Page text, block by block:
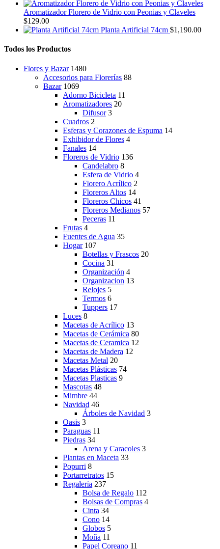
de
producto
Aromatizador Florero de Vidrio con Peonias y Claveles
$129.00
Planta Artificial 74cm $1,190.00
Todos los Productos
Flores y Bazar 1480
Accesorios para Florerías 88
Bazar 1069
Adorno Bicicleta 11
Aromatizadores 20
Difusor 3
Cuadros 2
Esferas y Corazones de Espuma 14
Exhibidor de Flores 4
Fanales 14
Floreros de Vidrio 136
Candelabro 8
Esfera de Vidrio 4
Florero Acrílico 2
Floreros Altos 14
Floreros Chicos 41
Floreros Medianos 57
Peceras 11
Frutas 4
Fuentes de Agua 35
Hogar 107
Botellas y Frascos 20
Cocina 31
Organización 4
Organizacion 13
Relojes 5
Termos 6
Tuppers 17
Luces 8
Macetas de Acrílico 13
Macetas de Cerámica 80
Macetas de Ceramica 12
Macetas de Madera 12
Macetas Metal 20
Macetas Plásticas 74
Macetas Plasticas 9
Mascotas 48
Mimbre 44
Navidad 46
Árboles de Navidad 3
Oasis 3
Paraguas 11
Piedras 34
Arena y Caracoles 3
Plantas en Maceta 33
Popurri 8
Portarretratos 15
Regalería 237
Bolsa de Regalo 112
Bolsas de Compras 4
Cinta 34
Cono 14
Globos 5
Moña 11
Papel Coreano 11